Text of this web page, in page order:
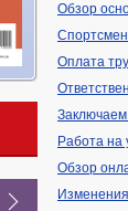
Обзор
Оплата
Заключаем
Работа на
Обзор